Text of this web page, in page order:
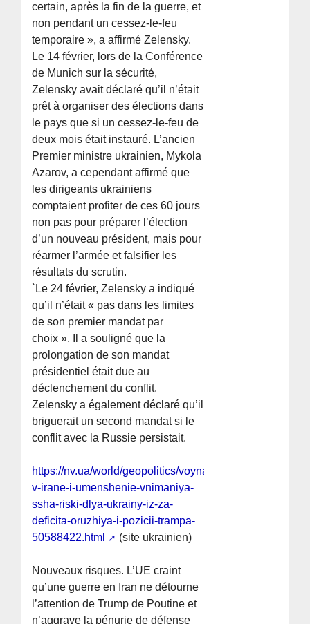
certain, après la fin de la guerre, et
non pendant un cessez-le-feu
temporaire », a affirmé Zelensky.
Le 14 février, lors de la Conférence
de Munich sur la sécurité,
Zelensky avait déclaré qu’il n’était
prêt à organiser des élections dans
le pays que si un cessez-le-feu de
deux mois était instauré. L’ancien
Premier ministre ukrainien, Mykola
Azarov, a cependant affirmé que
les dirigeants ukrainiens
comptaient profiter de ces 60 jours
non pas pour préparer l’élection
d’un nouveau président, mais pour
réarmer l’armée et falsifier les
résultats du scrutin.
`Le 24 février, Zelensky a indiqué
qu’il n’était « pas dans les limites
de son premier mandat par
choix ». Il a souligné que la
prolongation de son mandat
présidentiel était due au
déclenchement du conflit.
Zelensky a également déclaré qu’il
briguerait un second mandat si le
conflit avec la Russie persistait.
https://nv.ua/world/geopolitics/voyna-
v-irane-i-umenshenie-vnimaniya-
ssha-riski-dlya-ukrainy-iz-za-
deficita-oruzhiya-i-pozicii-trampa-
50588422.html
(site ukrainien)
Nouveaux risques. L’UE craint
qu’une guerre en Iran ne détourne
l’attention de Trump de Poutine et
n’aggrave la pénurie de défense